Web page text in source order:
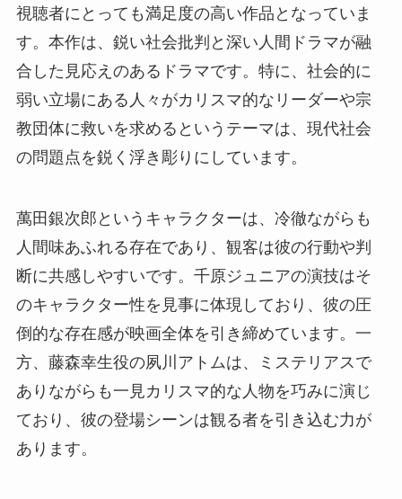
視聴者にとっても満足度の高い作品となっていま
す。本作は、鋭い社会批判と深い人間ドラマが融
合した見応えのあるドラマです。特に、社会的に
弱い立場にある人々がカリスマ的なリーダーや宗
教団体に救いを求めるというテーマは、現代社会
の問題点を鋭く浮き彫りにしています。
萬田銀次郎というキャラクターは、冷徹ながらも
人間味あふれる存在であり、観客は彼の行動や判
断に共感しやすいです。千原ジュニアの演技はそ
のキャラクター性を見事に体現しており、彼の圧
倒的な存在感が映画全体を引き締めています。一
方、藤森幸生役の夙川アトムは、ミステリアスで
ありながらも一見カリスマ的な人物を巧みに演じ
ており、彼の登場シーンは観る者を引き込む力が
あります。